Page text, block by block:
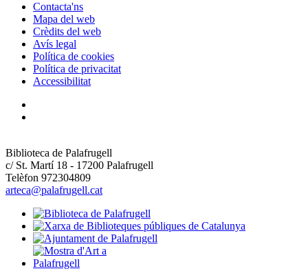
Contacta'ns
Mapa del web
Crèdits del web
Avís legal
Política de cookies
Política de privacitat
Accessibilitat
Biblioteca de Palafrugell
c/ St. Martí 18 - 17200 Palafrugell
Telèfon 972304809
arteca@palafrugell.cat